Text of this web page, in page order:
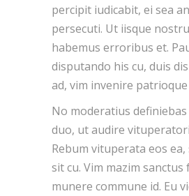
percipit iudicabit, ei sea
persecuti. Ut iisque
habemus erroribus et.
disputando his cu, duis
ad, vim invenire patrioque
No moderatius
duo, ut audire
Rebum vituperata eos
sit cu. Vim mazim
munere commune id. Eu